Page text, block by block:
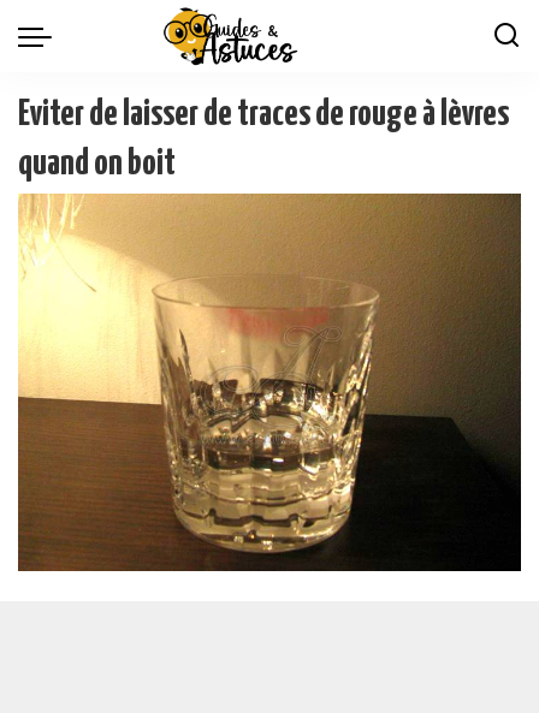
Eviter de laisser de traces de rouge à lèvres
quand on boit